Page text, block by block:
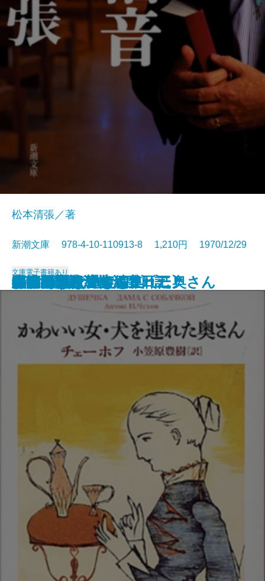
モーパッサン短編集〔三〕
ゼロの焦点
水いらず
モーパッサン短編集〔二〕
おごそかな渇き
モーパッサン短編集〔一〕
居酒屋
白痴〔上〕
白痴〔下〕
黒い福音
松本清張／著
新潮文庫 978-4-10-110913-8 1,210円 1970/12/29
文庫電子書籍あり
かわいい女・犬を連れた奥さん
第四間氷期
遅れてきた青年
おさん
眠狂四郎殺法帖〔下〕
眠狂四郎殺法帖〔上〕
黒い雨
半生の記
牛肉と馬鈴薯・酒中日記
飢餓同盟